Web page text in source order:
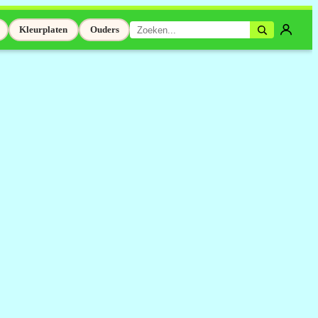
Kleurplaten Ouders